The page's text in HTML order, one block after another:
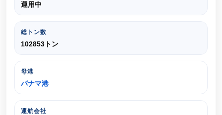
運用中
総トン数
102853トン
母港
パナマ港
運航会社